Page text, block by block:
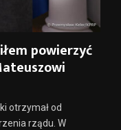
powierzyć
otrzymał od
rządu. W